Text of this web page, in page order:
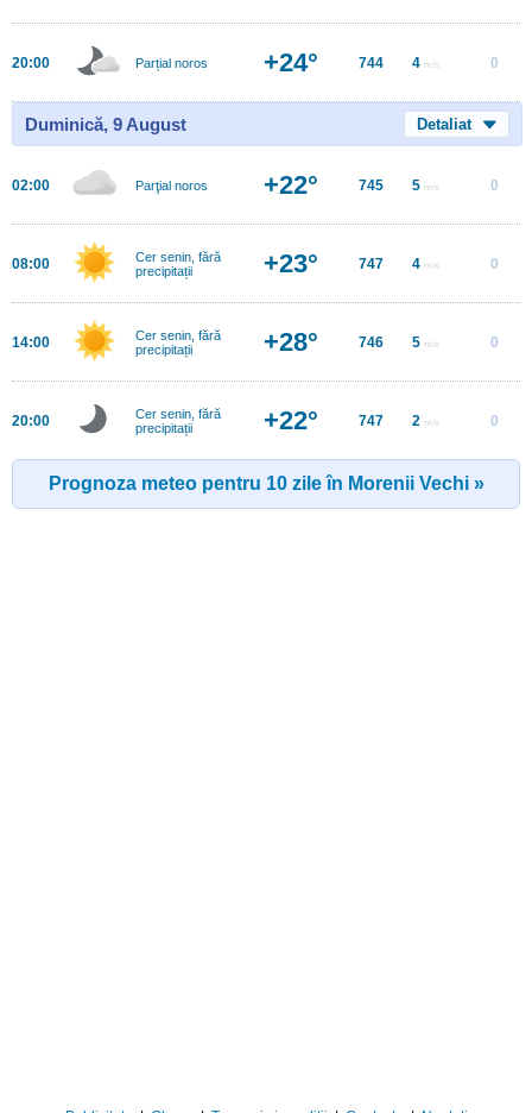
20:00 Parțial noros +24° 744 4 m/s 0
Duminică, 9 August Detaliat
02:00 Parţial noros +22° 745 5 m/s 0
08:00
Cer senin, fără
precipitații
+23° 747 4 m/s 0
14:00
Cer senin, fără
precipitații
+28° 746 5 m/s 0
20:00
Cer senin, fără
precipitații
+22° 747 2 m/s 0
Prognoza meteo pentru 10 zile în Morenii Vechi »